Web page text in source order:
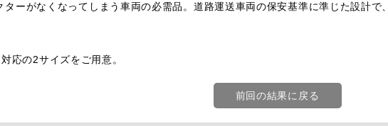
ーがなくなってしまう車両の必需品。道路運送車両の保安基準に準じた設計で、
応の2サイズをご用意。
前回の結果に戻る